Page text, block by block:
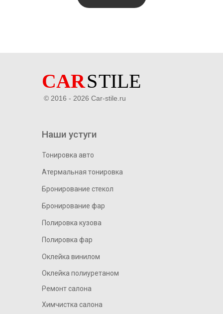
Наши устуги
Тонировка авто
Атермальная тонировка
Бронирование стекол
Бронирование фар
Оклейка винилом
Оклейка полиуретаном
Химчистка салона
Полировка кузова
Полировка фар
Ремонт салона
© 2016 - 2026 Car-stile.ru